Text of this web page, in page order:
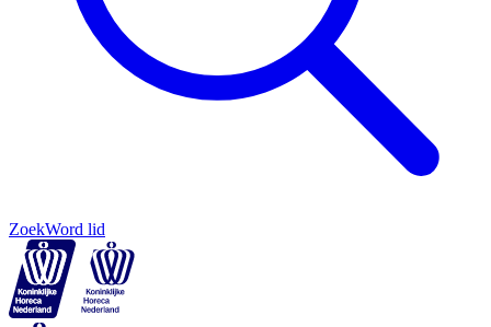
ZoekWord lid